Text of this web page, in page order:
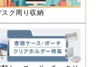
スク周り収納